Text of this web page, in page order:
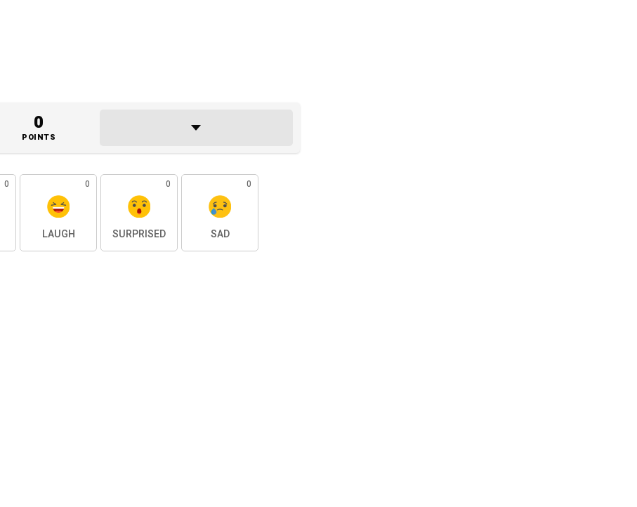
0
POINTS
0 0
LAUGH
0
SURPRISED
0
SAD